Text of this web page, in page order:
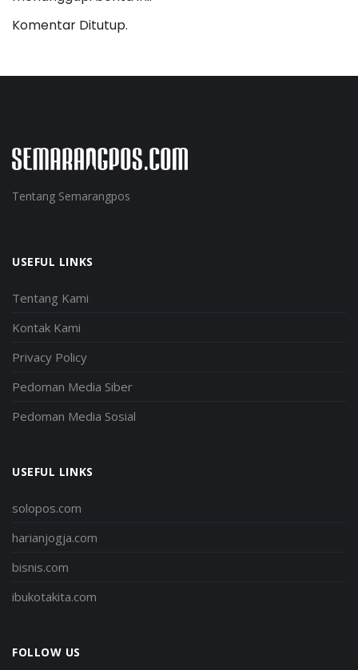
Komentar Ditutup.
Tentang Semarangpos
USEFUL LINKS
Tentang Kami
Kontak Kami
Privacy Policy
Pedoman Media Siber
Pedoman Media Sosial
USEFUL LINKS
solopos.com
harianjogja.com
bisnis.com
ibukotakita.com
FOLLOW US